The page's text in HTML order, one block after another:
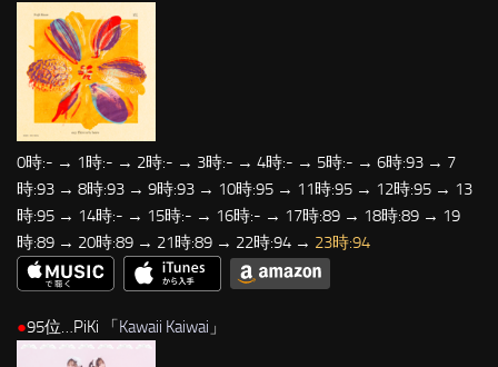
0時:- → 1時:- → 2時:- → 3時:- → 4時:- → 5時:- → 6時:93 → 7
時:93 → 8時:93 → 9時:93 → 10時:95 → 11時:95 → 12時:95 → 13
時:95 → 14時:- → 15時:- → 16時:- → 17時:89 → 18時:89 → 19
時:89 → 20時:89 → 21時:89 → 22時:94 → 23時:94
●95位…PiKi 「Kawaii Kaiwai 」